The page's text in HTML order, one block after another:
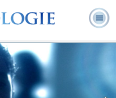
volontaires